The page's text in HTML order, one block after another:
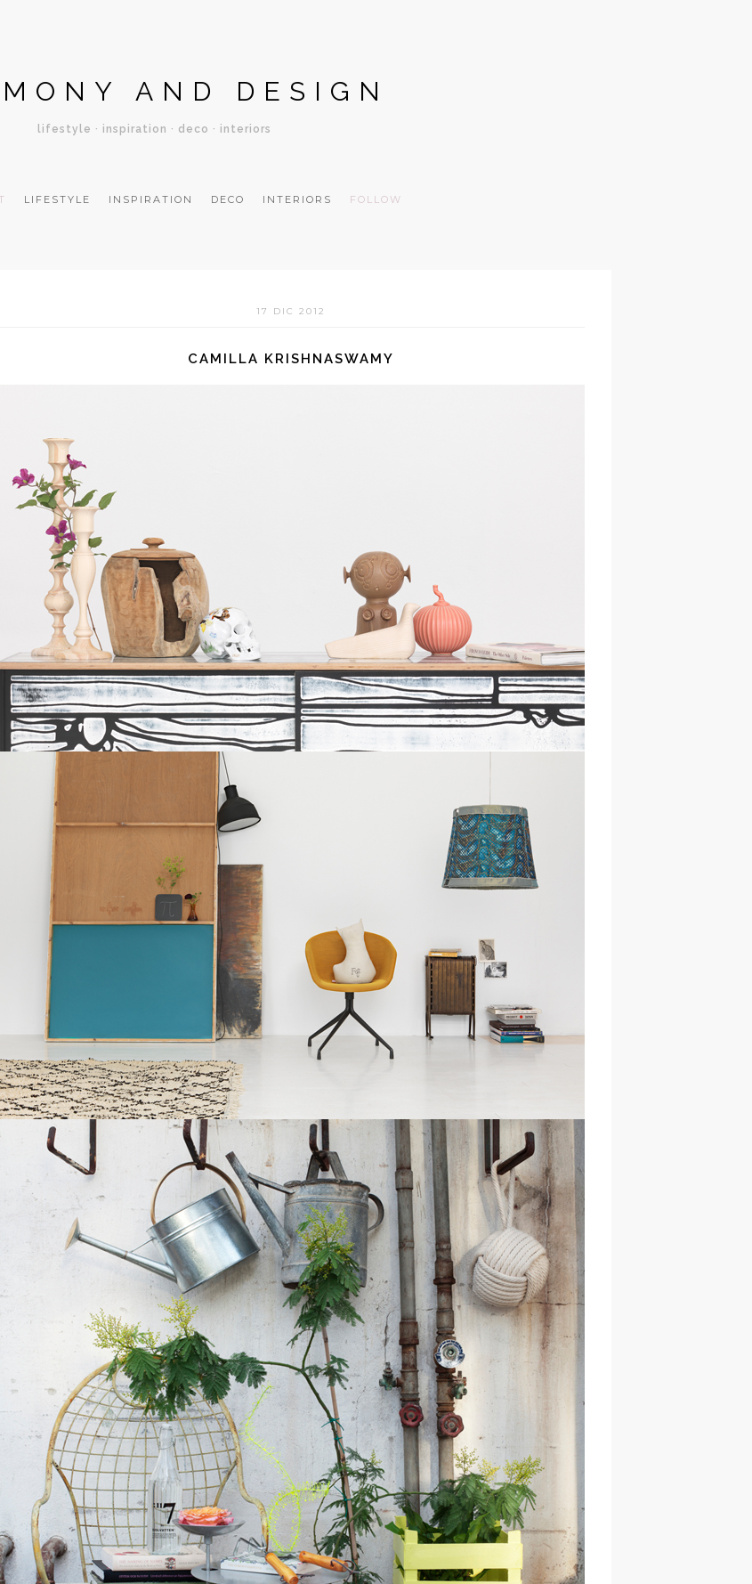
AND DESIGN
lifestyle · inspiration · deco · interiors
LIFESTYLE INSPIRATION DECO INTERIORS FOLLOW
17 DIC 2012
CAMILLA KRISHNASWAMY